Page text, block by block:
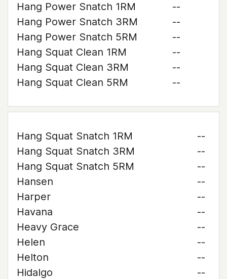
Hang Power Snatch 1RM
--
Hang Power Snatch 3RM
--
Hang Power Snatch 5RM
--
Hang Squat Clean 1RM
--
Hang Squat Clean 3RM
--
Hang Squat Clean 5RM
--
Hang Squat Snatch 1RM
--
Hang Squat Snatch 3RM
--
Hang Squat Snatch 5RM
--
Hansen
--
Harper
--
Havana
--
Heavy Grace
--
Helen
--
Helton
--
Hidalgo
--